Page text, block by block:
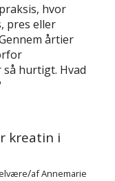
hvor
pres eller
årtier
hurtigt. Hvad
kreatin i
/afAnnemarie